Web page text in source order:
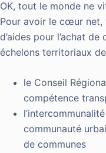
OK, tout le monde ne
Pour avoir le cœur net,
d’aides pour l’achat
échelons territoriaux
le Conseil
compétence
communauté
de communes